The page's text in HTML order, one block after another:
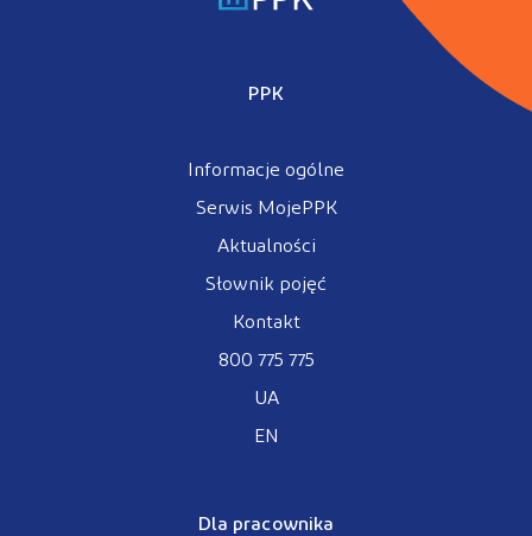
PPK
Informacje ogólne
Serwis MojePPK
Aktualności
Słownik pojęć
Kontakt
800 775 775
UA
EN
Dla pracownika